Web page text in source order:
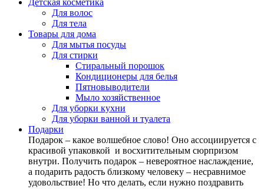
Детская косметика
Для волос
Для тела
Товары для дома
Для мытья посуды
Для стирки
Стиральный порошок
Кондиционеры для белья
Пятновыводители
Мыло хозяйственное
Для уборки кухни
Для уборки ванной и туалета
Подарки
Подарок – какое волшебное слово! Оно ассоциируется с
красивой упаковкой и восхитительным сюрпризом
внутри. Получить подарок – невероятное наслаждение,
а подарить радость близкому человеку – несравнимое
удовольствие! Но что делать, если нужно поздравить